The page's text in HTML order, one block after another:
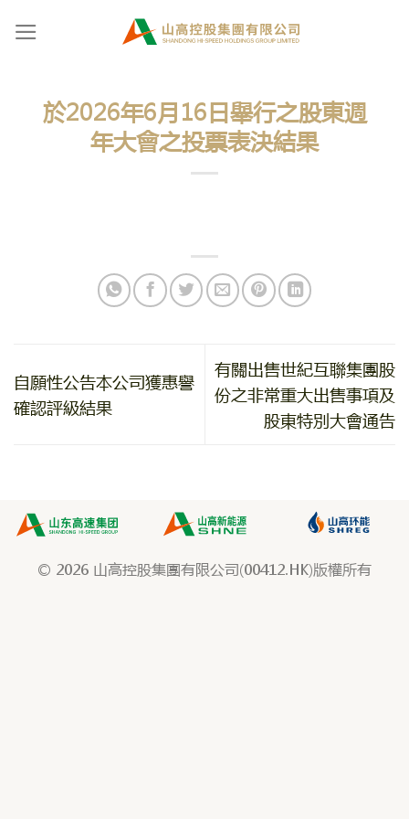
於2026年6月16日舉行之股東週
年大會之投票表決結果
自願性公告本公司獲惠譽
確認評級結果
有關出售世紀互聯集團股
份之非常重大出售事項及
股東特別大會通告
© 2026 山高控股集團有限公司(00412.HK)版權所有